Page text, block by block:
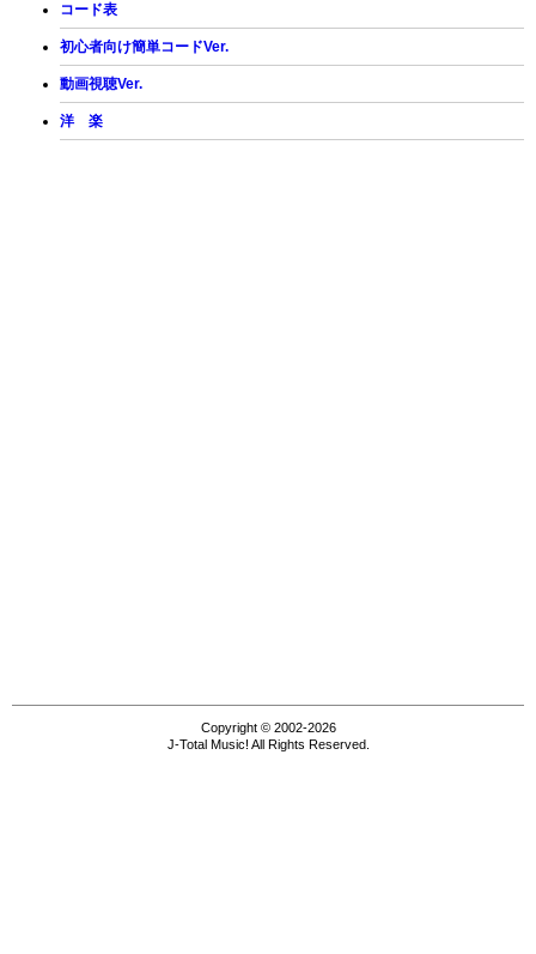
コード表
初心者向け簡単コードVer.
動画視聴Ver.
洋 楽
Copyright © 2002-2026
J-Total Music! All Rights Reserved.